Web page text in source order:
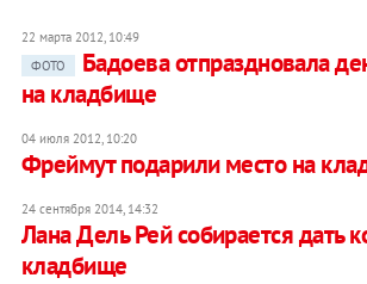
22 марта 2012, 10:49
ФОТО
Бадоева отпраздновала
на кладбище
04 июля 2012, 10:20
Фреймут подарили место на
24 сентября 2014, 14:32
Лана Дель Рей собирается дать
кладбище